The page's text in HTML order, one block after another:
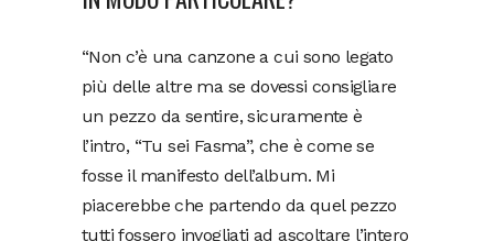
“Non c’è una canzone a cui sono legato
più delle altre ma se dovessi consigliare
un pezzo da sentire, sicuramente è
l’intro, “Tu sei Fasma”, che è come se
fosse il manifesto dell’album. Mi
piacerebbe che partendo da quel pezzo
tutti fossero invogliati ad ascoltare l’intero